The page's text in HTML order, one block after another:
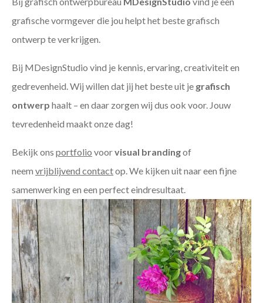
grafische vormgever die jou helpt het beste grafisch
ontwerp te verkrijgen.
Bij MDesignStudio vind je kennis, ervaring, creativiteit en
gedrevenheid. Wij willen dat jij het beste uit je grafisch
ontwerp haalt – en daar zorgen wij dus ook voor. Jouw
tevredenheid maakt onze dag!
Bekijk ons portfolio voorvisual brandingof
neem vrijblijvend contactop. We kijken uit naar een fijne
samenwerking en een perfect eindresultaat.